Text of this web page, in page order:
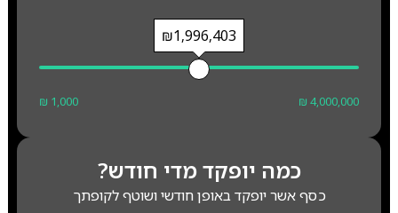
₪1,996,403
₪ 1,000 ₪ 4,000,000
כמה יופקד מדי חודש?
כסף אשר יופקד באופן חודשי ושוטף לקופתך